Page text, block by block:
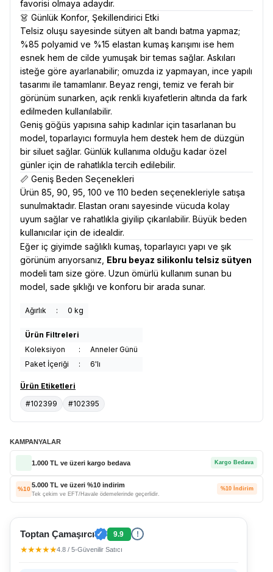
favorisi olmaya adaydır.
👗 Günlük Konfor, Şekillendirici Etki
Telsiz oluşu sayesinde sütyen alt bandı batma yapmaz;
%85 polyamid ve %15 elastan kumaş karışımı ise hem
esnek hem de cilde yumuşak bir temas sağlar. Askıları
isteğe göre ayarlanabilir; omuzda iz yapmayan, ince yapılı
tasarımı ile tamamlanır. Beyaz rengi, temiz ve ferah bir
görünüm sunarken, açık renkli kıyafetlerin altında da fark
edilmeden kullanılabilir.
Geniş göğüs yapısına sahip kadınlar için tasarlanan bu
model, toparlayıcı formuyla hem destek hem de düzgün
bir siluet sağlar. Günlük kullanıma olduğu kadar özel
günler için de rahatlıkla tercih edilebilir.
📏 Geniş Beden Seçenekleri
Ürün 85, 90, 95, 100 ve 110 beden seçenekleriyle satışa
sunulmaktadır. Elastan oranı sayesinde vücuda kolay
uyum sağlar ve rahatlıkla giyilip çıkarılabilir. Büyük beden
kullanıcılar için de idealdir.
Eğer iç giyimde sağlıklı kumaş, toparlayıcı yapı ve şık
görünüm arıyorsanız, Ebru beyaz silikonlu telsiz sütyen
modeli tam size göre. Uzun ömürlü kullanım sunan bu
model, sade şıklığı ve konforu bir arada sunar.
Ağırlık : 0 kg
Ürün Filtreleri
Koleksiyon
:
Anneler Günü
Paket İçeriği
: 6'lı
Ürün Etiketleri
#102399
#102395
KAMPANYALAR
1.000 TL ve üzeri kargo bedava Kargo Bedava
%10
5.000 TL ve üzeri %10 indirim
Tek çekim ve EFT/Havale ödemelerinde geçerlidir.
%10 İndirim
Toptan Çamaşırcı ✓ 9.9 !
★★★★★4.8 / 5•Güvenilir Satıcı